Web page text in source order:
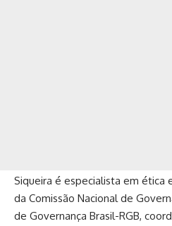
Siqueira é especialista em ética
da Comissão Nacional de
de Governança Brasil-RGB,